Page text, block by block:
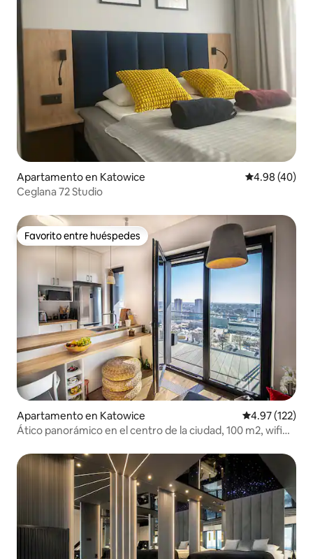
Apartamento en Katowice Calificación
4.98 (40)
Ceglana 72 Studio
Favorito entre huéspedes
Favorito entre huéspedes
Apartamento en Katowice Calificación
4.97 (122)
Ático panorámico en el centro de la ciudad, 100 m2, wifi